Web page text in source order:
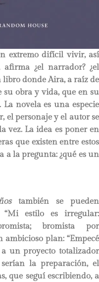
extremo difícil vivir, así
¿el narrador? ¿el
libro donde Aira, a raíz de
obra y vida, que en su
novela es una especie
el personaje y el autor se
vez. La idea es poner en
que existen entre estos
a la pregunta: ¿qué es un
también se pueden
“Mi estilo es irregular:
bromista por
plan: “Empecé
un proyecto totalizador
la preparación, el
que seguí escribiendo, a